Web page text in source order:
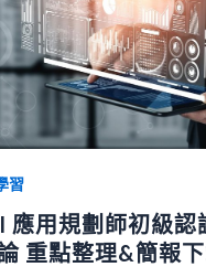
習
應用規劃師初級認
重點整理&簡報